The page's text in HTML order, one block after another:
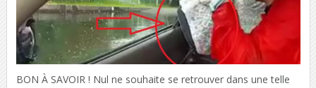
BON À SAVOIR ! Nul ne souhaite se retrouver dans une telle